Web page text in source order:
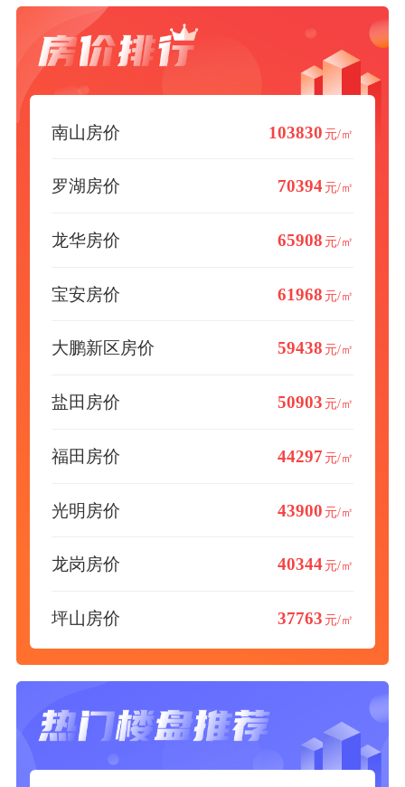
南山房价 103830 元/㎡
罗湖房价 70394 元/㎡
龙华房价 65908 元/㎡
宝安房价 61968 元/㎡
大鹏新区房价 59438 元/㎡
盐田房价 50903 元/㎡
福田房价 44297 元/㎡
光明房价 43900 元/㎡
龙岗房价 40344 元/㎡
坪山房价 37763 元/㎡